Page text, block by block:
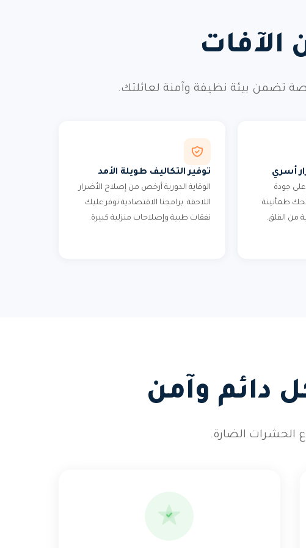
تضمن بيئة نظيفة وآمنة لعائلتك.
أسري
جودة
طمأنينة
من القلق.
توفير التكاليف طويلة الأمد
الوقاية الدورية أرخص من إصلاح الأضرار
اللاحقة. برامجنا الاقتصادية توفر عليك
نفقات طبية وإصلاحات منزلية كبيرة.
دائم وآمن
الحشرات الضارة.